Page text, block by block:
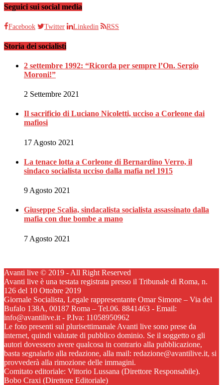
Seguici sui social media
Facebook Twitter Linkedin RSS
Storia dei socialisti
2 settembre 1992: “Ricorda per sempre l’On. Sergio
Moroni!”
2 Settembre 2021
Il sacrificio di Luciano Nicoletti, ucciso a Corleone dai
mafiosi
17 Agosto 2021
La tenace lotta a Corleone di Bernardino Verro, il
sindaco socialista ucciso dalla mafia nel 1915
9 Agosto 2021
Giuseppe Scalia, sindacalista socialista assassinato dalla
mafia con due bombe a mano
7 Agosto 2021
Avanti live © 2019 - All Right Reserved
Avanti live è una testata registrata presso il Tribunale di Roma, n.
126 del 10 Ottobre 2019
Giornale Socialista, Legale rappresentante Omar Simone – Via del
Bufalo 138A, 00187 Roma – Tel.06. 8841463 - Email:
info@avantilive.it - P.Iva: 11058950962
Le foto presenti sul plurisettimanale Avanti live sono prese da
internet, quindi valutate di pubblico dominio. Se il soggetto o gli
autori dovessero avere qualcosa in contrario alla pubblicazione,
basta segnalarlo alla redazione, alla mail: redazione@avantilive.it, si
provvederà alla rimozione delle immagini.
Comitato editoriale: Vittorio Lussana (Direttore Responsabile).
Bobo Craxi (Direttore Editoriale)